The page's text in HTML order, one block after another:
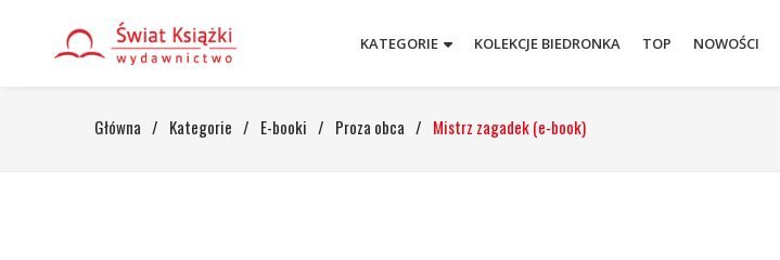
KATEGORIE KOLEKCJE BIEDRONKA TOP NOWOŚCI
Główna / Kategorie / E-booki / Proza obca / Mistrz zagadek (e-book)